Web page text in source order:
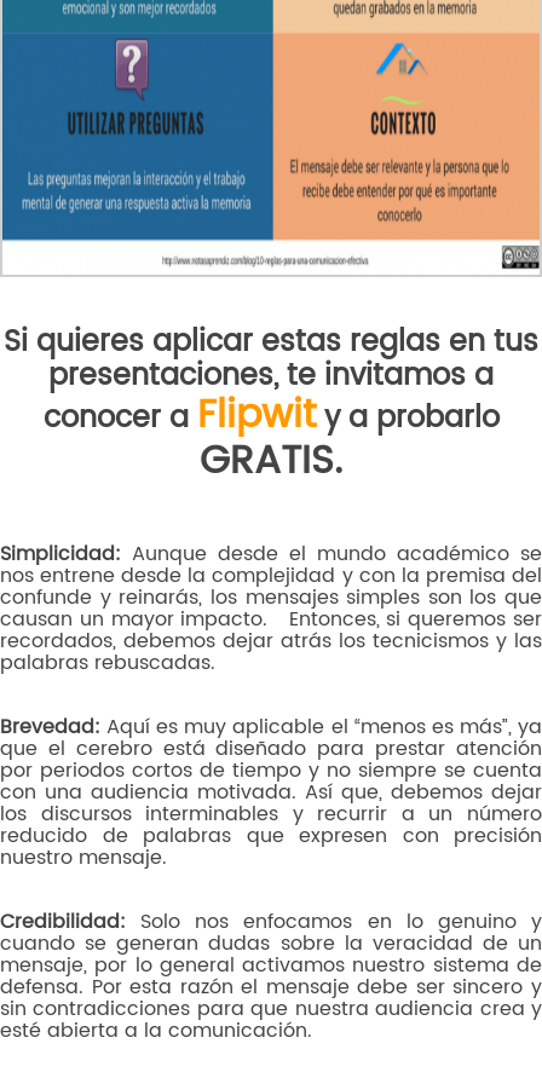
Si quieres aplicar estas reglas en tus
presentaciones, te invitamos a
conocer a Flipwity a probarlo
GRATIS.
Simplicidad: Aunque desde el mundo académico se
nos entrene desde la complejidad y con la premisa del
confunde y reinarás, los mensajes simples son los que
causan un mayor impacto. Entonces, si queremos ser
recordados, debemos dejar atrás los tecnicismos y las
palabras rebuscadas.
Brevedad: Aquí es muy aplicable el “menos es más”, ya
que el cerebro está diseñado para prestar atención
por periodos cortos de tiempo y no siempre se cuenta
con una audiencia motivada. Así que, debemos dejar
los discursos interminables y recurrir a un número
reducido de palabras que expresen con precisión
nuestro mensaje.
Credibilidad: Solo nos enfocamos en lo genuino y
cuando se generan dudas sobre la veracidad de un
mensaje, por lo general activamos nuestro sistema de
defensa. Por esta razón el mensaje debe ser sincero y
sin contradicciones para que nuestra audiencia crea y
esté abierta a la comunicación.